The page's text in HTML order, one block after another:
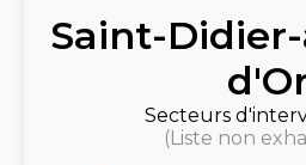
Saint-
Secteurs
(Liste non